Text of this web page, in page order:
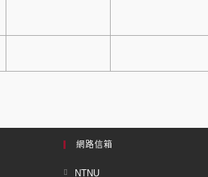
網路信箱
NTNU